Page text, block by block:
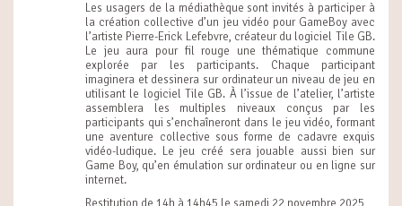
Les usagers de la médiathèque sont invités à participer à
la création collective d’un jeu vidéo pour GameBoy avec
l’artiste Pierre-Erick Lefebvre, créateur du logiciel Tile GB.
Le jeu aura pour fil rouge une thématique commune
explorée par les participants. Chaque participant
imaginera et dessinera sur ordinateur un niveau de jeu en
utilisant le logiciel Tile GB. À l’issue de l’atelier, l’artiste
assemblera les multiples niveaux conçus par les
participants qui s’enchaîneront dans le jeu vidéo, formant
une aventure collective sous forme de cadavre exquis
vidéo-ludique. Le jeu créé sera jouable aussi bien sur
Game Boy, qu’en émulation sur ordinateur ou en ligne sur
internet.